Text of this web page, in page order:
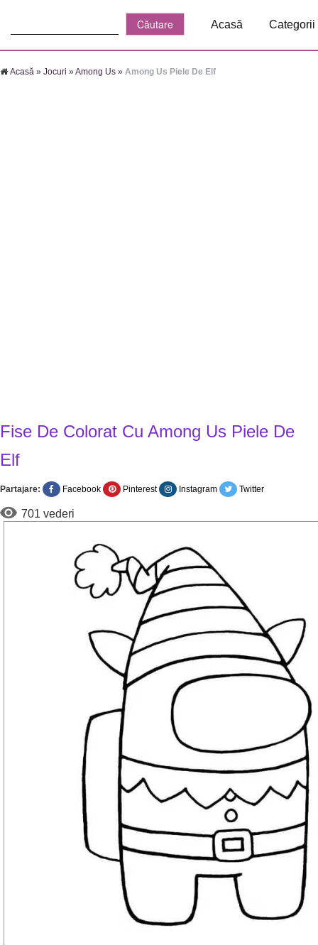
Acasă Categorii
Acasă » Jocuri »Among Us » Among Us Piele De Elf
Fise De Colorat Cu Among Us Piele De
Elf
Partajare: Facebook Pinterest Instagram Twitter
701 vederi